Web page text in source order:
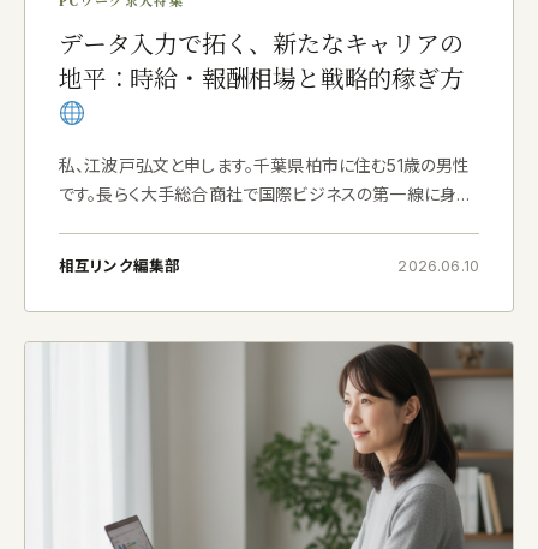
データ入力で拓く、新たなキャリアの
地平：時給・報酬相場と戦略的稼ぎ方
私、江波戸弘文と申します。千葉県柏市に住む51歳の男性
です。長らく大手総合商社で国際ビジネスの第一線に身を
ェクトに
相互リンク編集部 2026.06.10